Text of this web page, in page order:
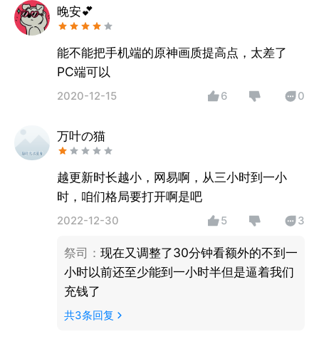
晚安💕
能不能把手机端的原神画质提高点，太差了
PC端可以
2020-12-15 6 0
万叶の猫
越更新时长越小，网易啊，从三小时到一小
时，咱们格局要打开啊是吧
2022-12-30 5 3
祭司 ： 现在又调整了30分钟看额外的不到一
小时以前还至少能到一小时半但是逼着我们
充钱了
共3条回复